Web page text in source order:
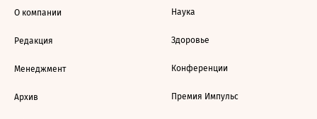
О компании
Редакция
Менеджмент
Архив
Наука
Здоровье
Конференции
Премия Импульс